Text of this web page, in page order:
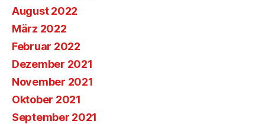
August 2022
März 2022
Februar 2022
Dezember 2021
November 2021
Oktober 2021
September 2021